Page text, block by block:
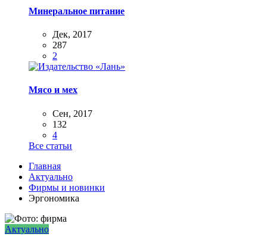
Минеральное питание
Дек, 2017
287
2
Мясо и мех
Сен, 2017
132
4
Все статьи
Главная
Актуально
Фирмы и новинки
Эргономика
Актуально